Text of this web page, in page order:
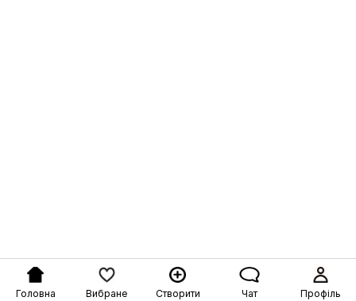
Головна Вибране Створити Чат Профіль